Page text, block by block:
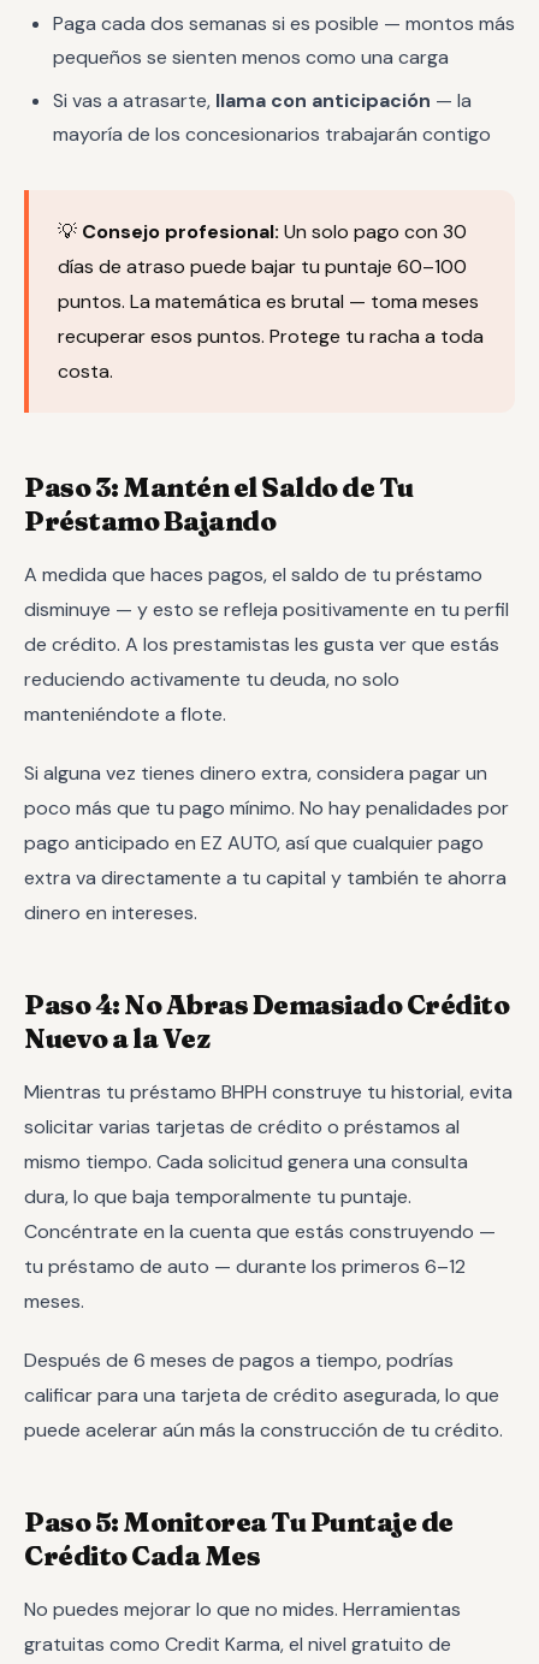
Paga cada dos semanas si es posible — montos más
pequeños se sienten menos como una carga
Si vas a atrasarte, llama con anticipación — la
mayoría de los concesionarios trabajarán contigo
💡 Consejo profesional: Un solo pago con 30
días de atraso puede bajar tu puntaje 60–100
puntos. La matemática es brutal — toma meses
recuperar esos puntos. Protege tu racha a toda
costa.
Paso 3: Mantén el Saldo de Tu
Préstamo Bajando
A medida que haces pagos, el saldo de tu préstamo
disminuye — y esto se refleja positivamente en tu perfil
de crédito. A los prestamistas les gusta ver que estás
reduciendo activamente tu deuda, no solo
manteniéndote a flote.
Si alguna vez tienes dinero extra, considera pagar un
poco más que tu pago mínimo. No hay penalidades por
pago anticipado en EZ AUTO, así que cualquier pago
extra va directamente a tu capital y también te ahorra
dinero en intereses.
Paso 4: No Abras Demasiado Crédito
Nuevo a la Vez
Mientras tu préstamo BHPH construye tu historial, evita
solicitar varias tarjetas de crédito o préstamos al
mismo tiempo. Cada solicitud genera una consulta
dura, lo que baja temporalmente tu puntaje.
Concéntrate en la cuenta que estás construyendo —
tu préstamo de auto — durante los primeros 6–12
meses.
Después de 6 meses de pagos a tiempo, podrías
calificar para una tarjeta de crédito asegurada, lo que
puede acelerar aún más la construcción de tu crédito.
Paso 5: Monitorea Tu Puntaje de
Crédito Cada Mes
No puedes mejorar lo que no mides. Herramientas
gratuitas como Credit Karma, el nivel gratuito de